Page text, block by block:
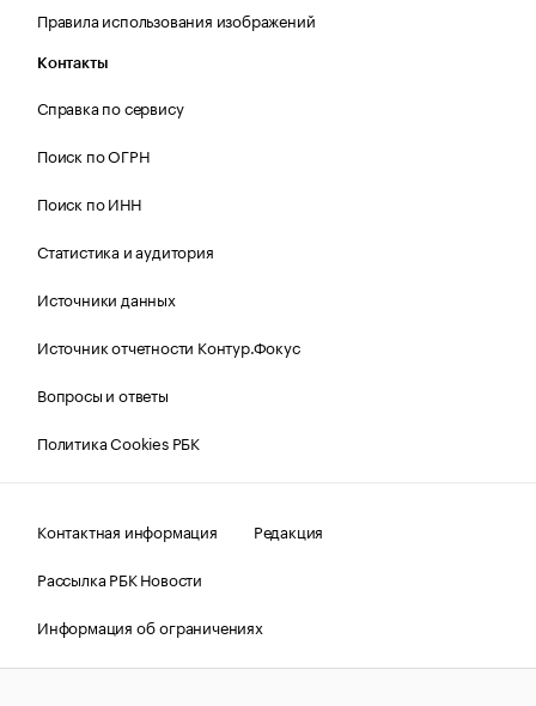
Правила использования изображений
Контакты
Справка по сервису
Поиск по ОГРН
Поиск по ИНН
Статистика и аудитория
Источники данных
Источник отчетности Контур.Фокус
Вопросы и ответы
Политика Cookies РБК
Контактная информация
Редакция
Рассылка РБК Новости
Информация об ограничениях
Правовая информация
О соблюдении авторских прав